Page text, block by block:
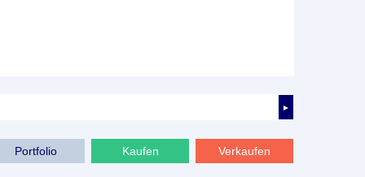
►
Portfolio Kaufen Verkaufen